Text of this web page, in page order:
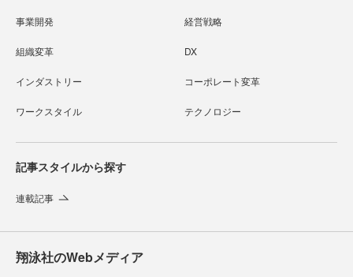
事業開発 経営戦略
組織変革 DX
インダストリー コーポレート変革
ワークスタイル テクノロジー
記事スタイルから探す
連載記事
翔泳社のWebメディア